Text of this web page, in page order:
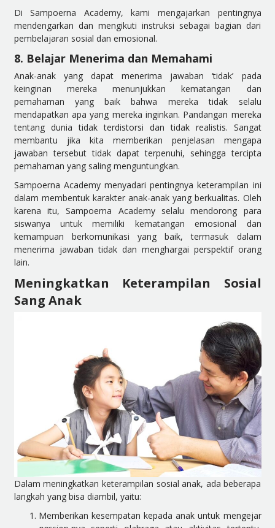
Di Sampoerna Academy, kami mengajarkan pentingnya
mendengarkan dan mengikuti instruksi sebagai bagian dari
pembelajaran sosial dan emosional.
8. Belajar Menerima dan Memahami
Anak-anak yang dapat menerima jawaban ‘tidak’ pada
keinginan mereka menunjukkan kematangan dan
pemahaman yang baik bahwa mereka tidak selalu
mendapatkan apa yang mereka inginkan. Pandangan mereka
tentang dunia tidak terdistorsi dan tidak realistis. Sangat
membantu jika kita memberikan penjelasan mengapa
jawaban tersebut tidak dapat terpenuhi, sehingga tercipta
pemahaman yang saling menguntungkan.
Sampoerna Academy menyadari pentingnya keterampilan ini
dalam membentuk karakter anak-anak yang berkualitas. Oleh
karena itu, Sampoerna Academy selalu mendorong para
siswanya untuk memiliki kematangan emosional dan
kemampuan berkomunikasi yang baik, termasuk dalam
menerima jawaban tidak dan menghargai perspektif orang
lain.
Meningkatkan Keterampilan Sosial
Sang Anak
Dalam meningkatkan keterampilan sosial anak, ada beberapa
langkah yang bisa diambil, yaitu:
Memberikan kesempatan kepada anak untuk mengejar